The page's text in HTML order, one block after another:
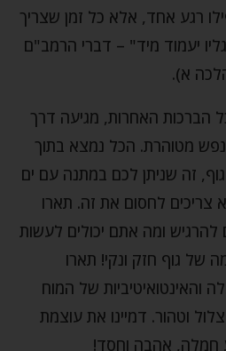
רגע אחד, אלא כל זמן שצריך
יעמוד מיד" – דברי הרמב"ם
א).
הברכות האחרות, מגיעה דרך
מטוהרת. הכל נמצא בתוך
זה שניתן לכם במתנה עם ים
לחסום את זה. תארו
ומה אתם יכולים לעשות
של גוף חזק ונקי! תארו
והאינטואיטיביות של המוח
וטהור. דמיינו את עוצמת
חמלה, אהבה וחסד!